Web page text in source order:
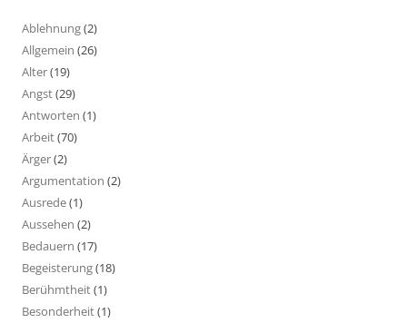
Ablehnung(2)
Allgemein (26)
Alter(19)
Angst(29)
Antworten (1)
Arbeit(70)
Ärger(2)
Argumentation (2)
Ausrede(1)
Aussehen (2)
Bedauern (17)
Begeisterung(18)
Berühmtheit(1)
Besonderheit(1)